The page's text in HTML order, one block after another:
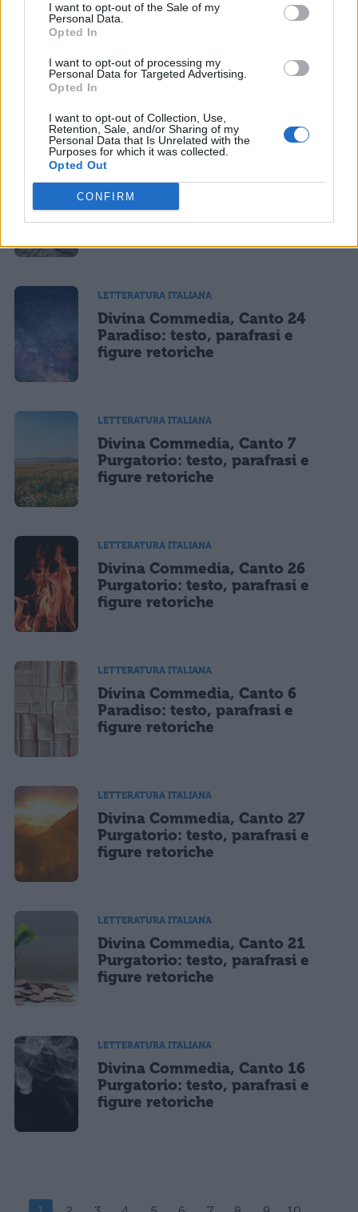
I want to opt-out of the Sale of my
Personal Data.
Opted In
I want to opt-out of processing my
Personal Data for Targeted Advertising.
Opted In
I want to opt-out of Collection, Use,
Retention, Sale, and/or Sharing of my
Personal Data that Is Unrelated with the
Purposes for which it was collected.
Opted Out
CONFIRM
Divina Commedia, Canto 3
Purgatorio: testo, parafrasi e
LETTERATURA ITALIANA
Divina Commedia, Canto 19
Purgatorio: testo, parafrasi e
figure retoriche
LETTERATURA ITALIANA
Divina Commedia, Canto 24
Paradiso: testo, parafrasi e
figure retoriche
LETTERATURA ITALIANA
Divina Commedia, Canto 7
Purgatorio: testo, parafrasi e
figure retoriche
LETTERATURA ITALIANA
Divina Commedia, Canto 26
Purgatorio: testo, parafrasi e
figure retoriche
LETTERATURA ITALIANA
Divina Commedia, Canto 6
Paradiso: testo, parafrasi e
figure retoriche
LETTERATURA ITALIANA
Divina Commedia, Canto 27
Purgatorio: testo, parafrasi e
figure retoriche
LETTERATURA ITALIANA
Divina Commedia, Canto 21
Purgatorio: testo, parafrasi e
figure retoriche
LETTERATURA ITALIANA
Divina Commedia, Canto 16
Purgatorio: testo, parafrasi e
figure retoriche